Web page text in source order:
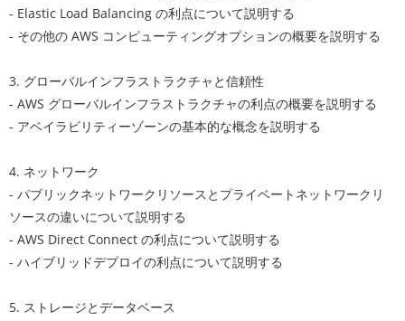
- Elastic Load Balancing の利点について説明する
- その他の AWS コンピューティングオプションの概要を説明する
3. グローバルインフラストラクチャと信頼性
- AWS グローバルインフラストラクチャの利点の概要を説明する
- アベイラビリティーゾーンの基本的な概念を説明する
4. ネットワーク
- パブリックネットワークリソースとプライベートネットワークリ
ソースの違いについて説明する
- AWS Direct Connect の利点について説明する
- ハイブリッドデプロイの利点について説明する
5. ストレージとデータベース